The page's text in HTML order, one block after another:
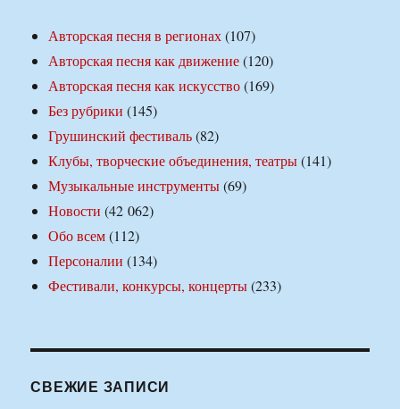
Авторская песня в регионах(107)
Авторская песня как движение(120)
Авторская песня как искусство(169)
Без рубрики (145)
Грушинский фестиваль(82)
Клубы, творческие объединения, театры(141)
Музыкальные инструменты(69)
Новости (42 062)
Обо всем(112)
Персоналии (134)
Фестивали, конкурсы, концерты(233)
СВЕЖИЕ ЗАПИСИ